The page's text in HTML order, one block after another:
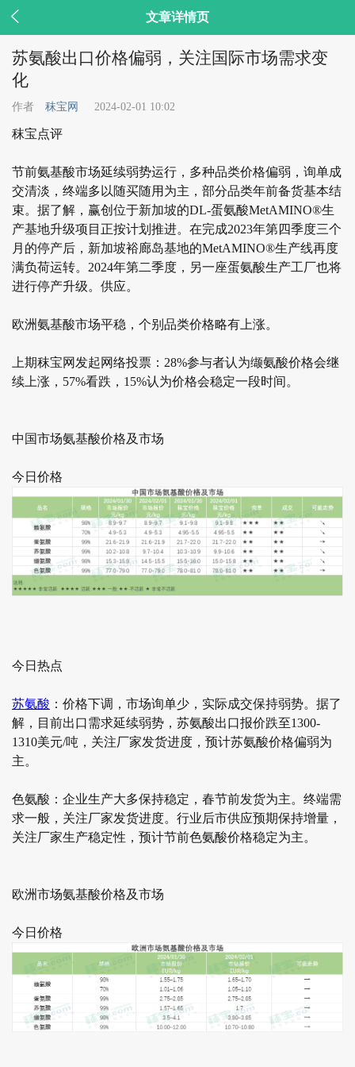
 文章详情页
苏氨酸出口价格偏弱，关注国际市场需求变
化
作者 秣宝网 2024-02-01 10:02
秣宝点评
节前氨基酸市场延续弱势运行，多种品类价格偏弱，询单成
交清淡，终端多以随买随用为主，部分品类年前备货基本结
束。据了解，赢创位于新加坡的DL-蛋氨酸MetAMINO®生
产基地升级项目正按计划推进。在完成2023年第四季度三个
月的停产后，新加坡裕廊岛基地的MetAMINO®生产线再度
满负荷运转。2024年第二季度，另一座蛋氨酸生产工厂也将
进行停产升级。供应。
欧洲氨基酸市场平稳，个别品类价格略有上涨。
上期秣宝网发起网络投票：28%参与者认为缬氨酸价格会继
续上涨，57%看跌，15%认为价格会稳定一段时间。
中国市场氨基酸价格及市场
今日价格
今日热点
苏氨酸 ：价格下调，市场询单少，实际成交保持弱势。据了
解，目前出口需求延续弱势，苏氨酸出口报价跌至1300-
1310美元/吨，关注厂家发货进度，预计苏氨酸价格偏弱为
主。
色氨酸：企业生产大多保持稳定，春节前发货为主。终端需
求一般，关注厂家发货进度。行业后市供应预期保持增量，
关注厂家生产稳定性，预计节前色氨酸价格稳定为主。
欧洲市场氨基酸价格及市场
今日价格